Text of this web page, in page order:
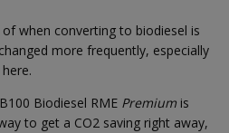
when converting to biodiesel is
more frequently, especially
Biodiesel RME Premium is
to get a CO2 saving right away,